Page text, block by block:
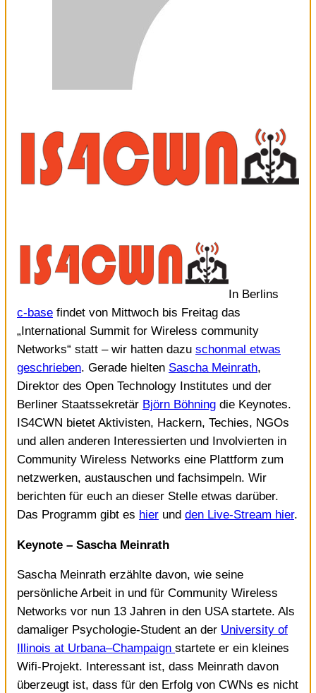
In Berlins
c‑base findet von Mittwoch bis Freitag das
„International Summit for Wireless community
Networks“ statt – wir hatten dazu schonmal etwas
geschrieben. Gerade hielten Sascha Meinrath,
Direktor des Open Technology Institutes und der
Berliner Staatssekretär Björn Böhning die Keynotes.
IS4CWN bietet Aktivisten, Hackern, Techies, NGOs
und allen anderen Interessierten und Involvierten in
Community Wireless Networks eine Plattform zum
netzwerken, austauschen und fachsimpeln. Wir
berichten für euch an dieser Stelle etwas darüber.
Das Programm gibt es hier und den Live-Stream hier.
Keynote – Sascha Meinrath
Sascha Meinrath erzählte davon, wie seine
persönliche Arbeit in und für Community Wireless
Networks vor nun 13 Jahren in den USA startete. Als
damaliger Psychologie-Student an der University of
Illinois at Urbana–Champaign startete er ein kleines
Wifi-Projekt. Interessant ist, dass Meinrath davon
überzeugt ist, dass für den Erfolg von CWNs es nicht